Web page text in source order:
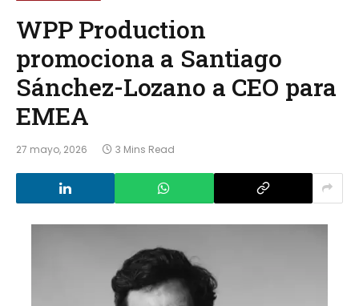
WPP Production
promociona a Santiago
Sánchez-Lozano a CEO para
EMEA
27 mayo, 2026 3 Mins Read